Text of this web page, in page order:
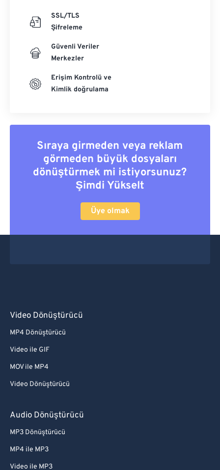
SSL/TLS
Şifreleme
Güvenli Veriler
Merkezler
Erişim Kontrolü ve
Kimlik doğrulama
Sıraya girmeden veya reklam
görmeden büyük dosyaları
dönüştürmek mi istiyorsunuz?
Şimdi Yükselt
Üye olmak
Video Dönüştürücü
MP4 Dönüştürücü
Video ile GIF
MOV ile MP4
Video Dönüştürücü
Audio Dönüştürücü
MP3 Dönüştürücü
MP4 ile MP3
Video ile MP3